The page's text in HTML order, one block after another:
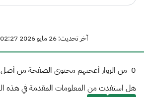
آخر تحديث: 26 مايو 2026 02:27 م المملكة العربية السعودية
0 من الزوار أعجبهم محتوى الصفحة من أصل
هل استفدت من المعلومات المقدمة في هذه